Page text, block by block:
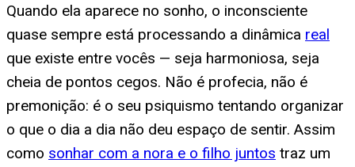
Quando ela aparece no sonho, o inconsciente
quase sempre está processando a dinâmica real
que existe entre vocês — seja harmoniosa, seja
cheia de pontos cegos. Não é profecia, não é
premonição: é o seu psiquismo tentando organizar
o que o dia a dia não deu espaço de sentir. Assim
como sonhar com a nora e o filho juntos traz um